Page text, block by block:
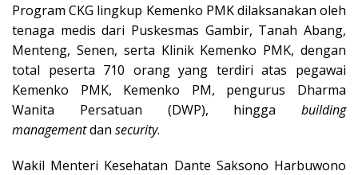
Program CKG lingkup Kemenko PMK dilaksanakan oleh
tenaga medis dari Puskesmas Gambir, Tanah Abang,
Menteng, Senen, serta Klinik Kemenko PMK, dengan
total peserta 710 orang yang terdiri atas pegawai
Kemenko PMK, Kemenko PM, pengurus Dharma
Wanita Persatuan (DWP), hingga building
managementdan security.
Wakil Menteri Kesehatan Dante Saksono Harbuwono